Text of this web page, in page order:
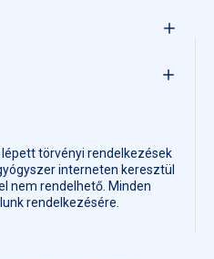
törvényi rendelkezések
interneten keresztül
nem rendelhető. Minden
rendelkezésére.